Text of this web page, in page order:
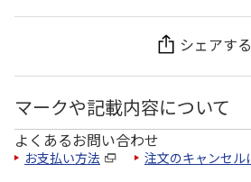
シェアする
マークや記載内容について
よくあるお問い合わせ
お支払い方法 注文のキャンセル